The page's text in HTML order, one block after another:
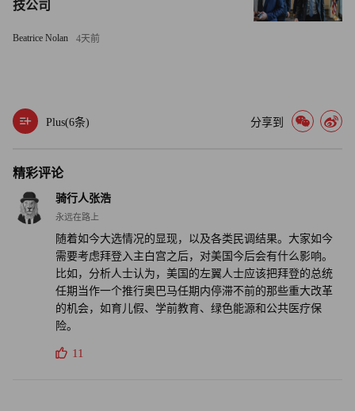
者）仍需拭目以待，但包括萨马纳在内的策略师指出，竞选
搭档的最终敲定“进一步使人们认识到，拜登总统将向特朗
译者：Charlie
技公司
Beatrice Nolan 4天前
Plus(6条) 分享到
精彩评论
骑行人张浩
永远在路上
随着如今大选情况的显现，以及各类民调结果。大家如今
需要考虑拜登入主白宫之后，对美国今后会有什么影响。
比如，分析人士认为，美国的左翼人士应该把拜登的总统
任期当作一个推行奥巴马任期内停滞不前的那些重大改革
的机会，如育儿假、学前教育、绿色能源和公共医疗保
险。
11